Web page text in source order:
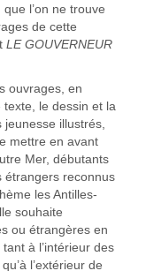
l’on ne trouve
de cette
LE GOUVERNEUR
ouvrages, en
le dessin et la
illustrés,
mettre en avant
Mer, débutants
étrangers reconnus
les Antilles-
souhaite
ou étrangères en
à l’intérieur des
l’extérieur de